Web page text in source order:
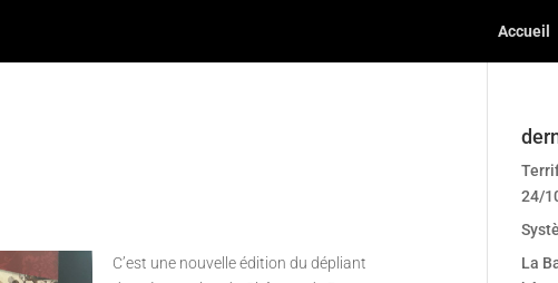
Accueil
C’est une nouvelle édition du dépliant
24/
La